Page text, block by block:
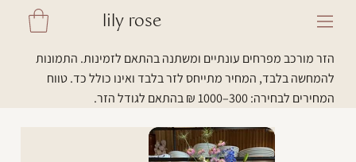
lily rose
הזר מורכב מפרחים עונתיים ומשתנה בהתאם לזמינות. התמונות
להמחשה בלבד, המחיר מתייחס לזר בלבד ואינו כולל כד. טווח
המחירים לבחירה: 300–1000 ₪ בהתאם לגודל הזר.